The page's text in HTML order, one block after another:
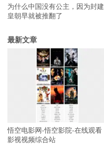
为什么中国没有公主，因为封建
皇朝早就被推翻了
最新文章
悟空电影网-悟空影院-在线观看
影视视频综合站